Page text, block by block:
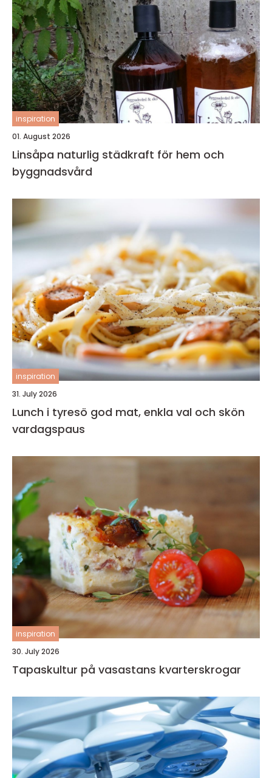
inspiration
01. August 2026
Linsåpa naturlig städkraft för hem och
byggnadsvård
inspiration
31. July 2026
Lunch i tyresö god mat, enkla val och skön
vardagspaus
inspiration
30. July 2026
Tapaskultur på vasastans kvarterskrogar